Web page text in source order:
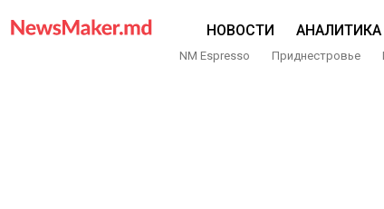
НОВОСТИ АНАЛИТИКА
NM Espresso Приднестровье